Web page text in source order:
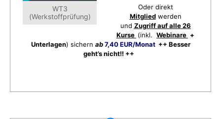
WT3
(Werkstoffprüfung)
Oder direkt
Mitgliedwerden
und Zugriff auf alle 26
Kurse (inkl. Webinare +
Unterlagen) sichern ab7,40 EUR/Monat++ Besser
geht’s nicht!! ++